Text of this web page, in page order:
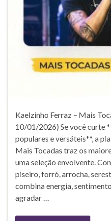
Kaelzinho Ferraz – Mais
10/01/2026) Se você curte
populares e versáteis**, a
Mais Tocadas traz os
uma seleção envolvente.
piseiro, forró, arrocha,
combina energia,
agradar …